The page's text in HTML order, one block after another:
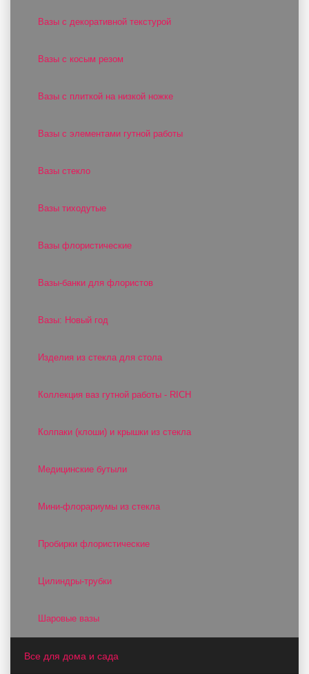
Вазы с декоративной текстурой
Вазы с косым резом
Вазы с плиткой на низкой ножке
Вазы с элементами гутной работы
Вазы стекло
Вазы тиходутые
Вазы флористические
Вазы-банки для флористов
Вазы: Новый год
Изделия из стекла для стола
Коллекция ваз гутной работы - RICH
Колпаки (клоши) и крышки из стекла
Медицинские бутыли
Мини-флорариумы из стекла
Пробирки флористические
Цилиндры-трубки
Шаровые вазы
Все для дома и сада